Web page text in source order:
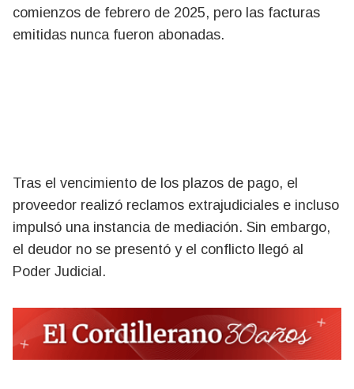
comienzos de febrero de 2025, pero las facturas
emitidas nunca fueron abonadas.
Tras el vencimiento de los plazos de pago, el
proveedor realizó reclamos extrajudiciales e incluso
impulsó una instancia de mediación. Sin embargo,
el deudor no se presentó y el conflicto llegó al
Poder Judicial.